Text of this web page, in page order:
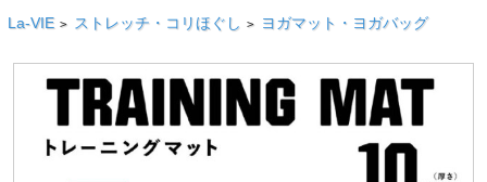
La-VIE > ストレッチ・コリほぐし > ヨガマット・ヨガバッグ